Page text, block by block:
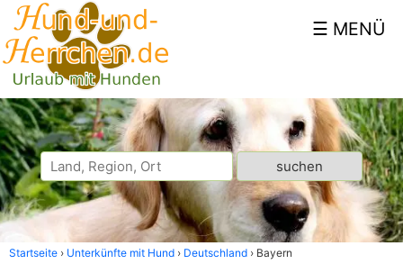
Startseite Unterkünfte mit Hund Deutschland Bayern